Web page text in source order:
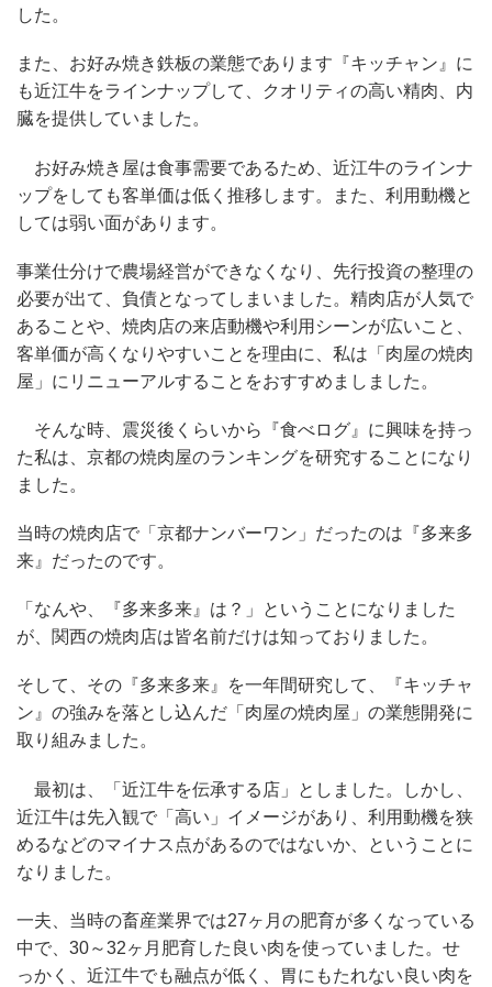
した。
また、お好み焼き鉄板の業態であります『キッチャン』に
も近江牛をラインナップして、クオリティの高い精肉、内
臓を提供していました。
お好み焼き屋は食事需要であるため、近江牛のラインナ
ップをしても客単価は低く推移します。また、利用動機と
しては弱い面があります。
事業仕分けで農場経営ができなくなり、先行投資の整理の
必要が出て、負債となってしまいました。精肉店が人気で
あることや、焼肉店の来店動機や利用シーンが広いこと、
客単価が高くなりやすいことを理由に、私は「肉屋の焼肉
屋」にリニューアルすることをおすすめましました。
そんな時、震災後くらいから『食べログ』に興味を持っ
た私は、京都の焼肉屋のランキングを研究することになり
ました。
当時の焼肉店で「京都ナンバーワン」だったのは『多来多
来』だったのです。
「なんや、『多来多来』は？」ということになりました
が、関西の焼肉店は皆名前だけは知っておりました。
そして、その『多来多来』を一年間研究して、『キッチャ
ン』の強みを落とし込んだ「肉屋の焼肉屋」の業態開発に
取り組みました。
最初は、「近江牛を伝承する店」としました。しかし、
近江牛は先入観で「高い」イメージがあり、利用動機を狭
めるなどのマイナス点があるのではないか、ということに
なりました。
一夫、当時の畜産業界では27ヶ月の肥育が多くなっている
中で、30～32ヶ月肥育した良い肉を使っていました。せ
っかく、近江牛でも融点が低く、胃にもたれない良い肉を